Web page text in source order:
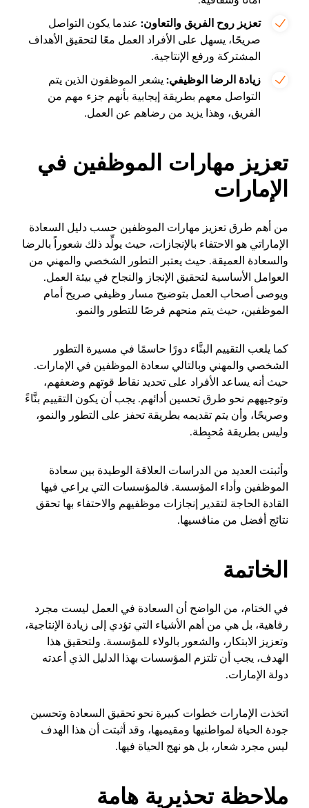
تعزيز روح الفريق والتعاون: عندما يكون التواصل
صريحًا، يسهل على الأفراد العمل معًا لتحقيق الأهداف
المشتركة ورفع الإنتاجية.
زيادة الرضا الوظيفي:يشعر الموظفون الذين يتم
التواصل معهم بطريقة إيجابية بأنهم جزء مهم من
الفريق، وهذا يزيد من رضاهم عن العمل.
تعزيز مهارات الموظفين في
الإمارات
من أهم طرق تعزيز مهارات الموظفين حسب دليل السعادة
الإماراتي هو الاحتفاء بالإنجازات، حيث يولِّد ذلك شعوراً بالرضا
والسعادة العميقة. حيث يعتبر التطور الشخصي والمهني من
العوامل الأساسية لتحقيق الإنجاز والنجاح في بيئة العمل.
ويوصى أصحاب العمل بتوضيح مسار وظيفي صريح أمام
الموظفين، حيث يتم منحهم فرصًا للتطور والنمو.
كما يلعب التقييم البنَّاء دورًا حاسمًا في مسيرة التطور
الشخصي والمهني وبالتالي سعادة الموظفين في الإمارات.
حيث أنه يساعد الأفراد على تحديد نقاط قوتهم وضعفهم،
وتوجيههم نحو طرق تحسين أدائهم. يجب أن يكون التقييم بنَّاءً
وصريحًا، وأن يتم تقديمه بطريقة تحفز على التطور والنمو،
وليس بطريقة مُحبِطة.
وأثبتت العديد من الدراسات العلاقة الوطيدة بين سعادة
الموظفين وأداء المؤسسة. فالمؤسسات التي يراعي فيها
القادة الحاجة لتقدير إنجازات موظفيهم والاحتفاء بها تحقق
نتائج أفضل من منافسيها.
الخاتمة
في الختام، من الواضح أن السعادة في العمل ليست مجرد
رفاهية، بل هي من أهم الأشياء التي تؤدي إلى زيادة الإنتاجية،
وتعزيز الابتكار، والشعور بالولاء للمؤسسة. ولتحقيق هذا
الهدف، يجب أن تلتزم المؤسسات بهذا الدليل الذي أعدته
دولة الإمارات.
اتخذت الإمارات خطوات كبيرة نحو تحقيق السعادة وتحسين
جودة الحياة لمواطنيها ومقيميها، وقد أثبتت أن هذا الهدف
ليس مجرد شعار، بل هو نهج الحياة فيها.
ملاحظة تحذيرية هامة